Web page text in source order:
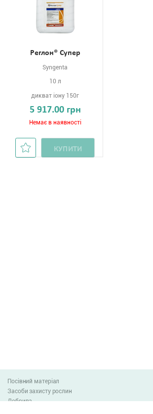
Реглон® Супер
Syngenta
10 л
дикват іону 150г
5 917.00 грн
Немає в наявності
КУПИТИ
Посівний матеріал
Засоби захисту рослин
Добрива